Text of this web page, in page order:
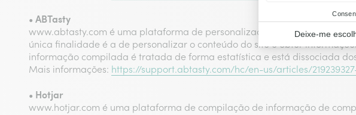
• ABTasty
www.abtasty.com é uma plataforma de personalização de conteúdo
única finalidade é a de personalizar o conteúdo do site e obter
informação compilada é tratada de forma estatística e está dissociada
Mais informações: https://support.abtasty.com/hc/en-us/articles/
• Hotjar
www.hotjar.com é uma plataforma de compilação de informação de